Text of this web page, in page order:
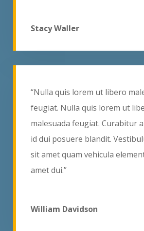
Stacy Waller
“Nulla quis lorem ut libero
feugiat. Nulla quis lorem ut
malesuada feugiat. Curabitur
id dui posuere blandit.
sit amet quam vehicula
amet dui.”
William Davidson